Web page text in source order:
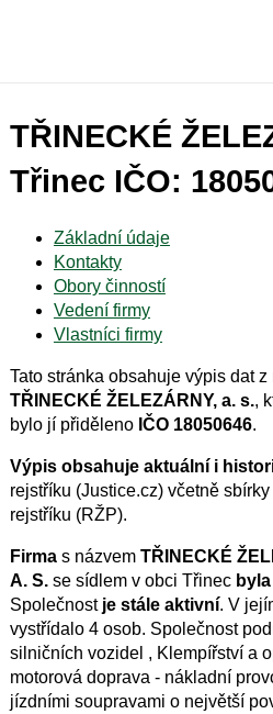
TŘINECKÉ
Třinec IČO:
Základní údaje
Kontakty
Obory činností
Vedení firmy
Vlastníci firmy
Tato stránka obsahuje výpis dat
TŘINECKÉ ŽELEZÁRNY, a. s.,
bylo jí přiděleno IČO 18050646.
Výpis obsahuje aktuální i
rejstříku (Justice.cz) včetně
rejstříku (RŽP).
Firmas názvem TŘINECKÉ
A. S.se sídlem v obci Třinec
Společnost je stále aktivní. V
vystřídalo 4 osob. Společnost
silničních vozidel , Klempířství a
motorová doprava - nákladní
jízdními soupravami o největší